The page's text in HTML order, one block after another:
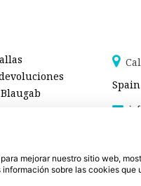
Spain
Justo . Especialistas enropa
mejorar nuestro sitio web,
sobre las cookies que